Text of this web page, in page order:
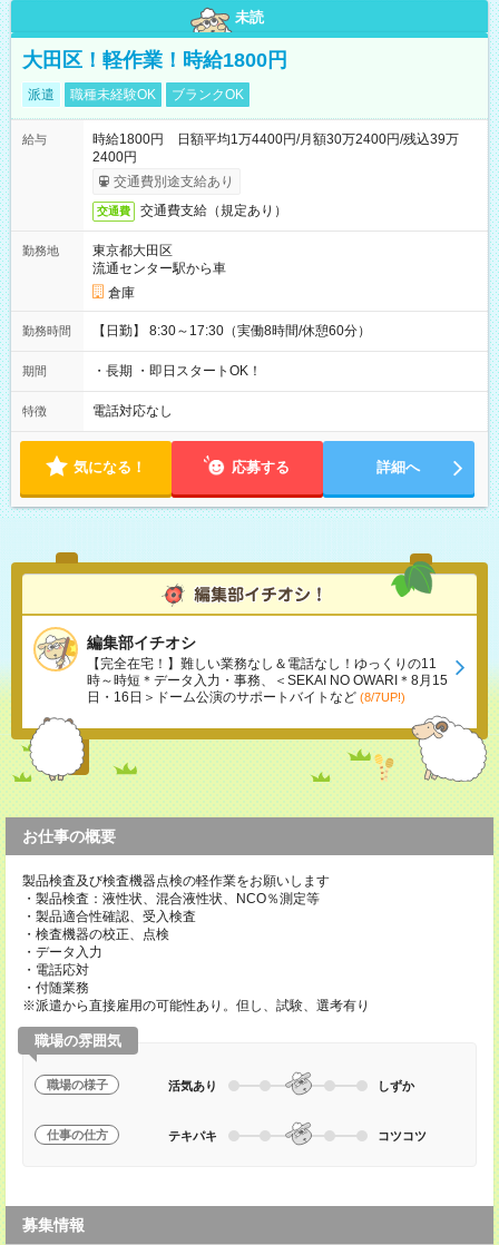
未読
大田区！軽作業！時給1800円
派遣 職種未経験OK ブランクOK
給与
時給1800円 日額平均1万4400円/月額30万2400円/残込39万
2400円
交通費別途支給あり
交通費 交通費支給（規定あり）
勤務地
東京都大田区
流通センター駅から車
倉庫
勤務時間 【日勤】 8:30～17:30（実働8時間/休憩60分）
期間 ・長期 ・即日スタートOK！
特徴 電話対応なし
気になる！ 応募する 詳細へ
編集部イチオシ
【完全在宅！】難しい業務なし＆電話なし！ゆっくりの11
時～時短＊データ入力・事務、＜SEKAI NO OWARI＊8月15
日・16日＞ドーム公演のサポートバイトなど (8/7UP!)
お仕事の概要
製品検査及び検査機器点検の軽作業をお願いします
・製品検査：液性状、混合液性状、NCO％測定等
・製品適合性確認、受入検査
・検査機器の校正、点検
・データ入力
・電話応対
・付随業務
※派遣から直接雇用の可能性あり。但し、試験、選考有り
職場の雰囲気
職場の様子 活気あり しずか
仕事の仕方 テキパキ コツコツ
募集情報